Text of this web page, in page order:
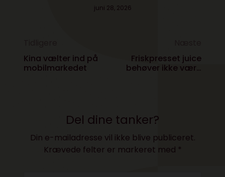
juni 28, 2026
Kina vælter ind på
mobilmarkedet
Friskpresset juice
behøver ikke være
Del dine tanker?
Din e-mailadresse vil ikke blive publiceret.
Krævede felter er markeret med *